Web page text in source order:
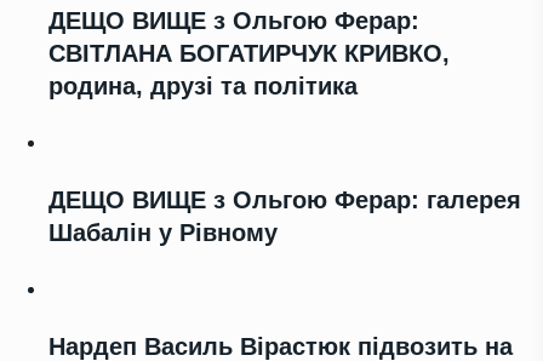
ДЕЩО ВИЩЕ з Ольгою Ферар:
СВІТЛАНА БОГАТИРЧУК КРИВКО,
родина, друзі та політика
ДЕЩО ВИЩЕ з Ольгою Ферар: галерея
Шабалін у Рівному
Нардеп Василь Вірастюк підвозить на